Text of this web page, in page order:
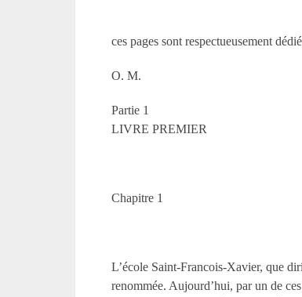
ces pages sont respectueusement
O. M.
Partie 1
LIVRE PREMIER
Chapitre 1
L’école Saint-Francois-Xavier, que
renommée. Aujourd’hui, par un de